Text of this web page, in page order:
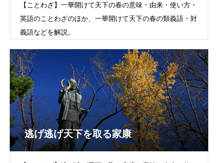
【ことわざ】一華開けて天下の春の意味・由来・使い方・
英語のことわざのほか、一華開けて天下の春の類義語・対
義語などを解説。
逃げ逃げ天下を取る家康